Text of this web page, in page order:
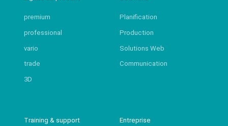
premium
professional
vario
trade
3D
Planification
Production
Solutions Web
Communication
Training & support Entreprise